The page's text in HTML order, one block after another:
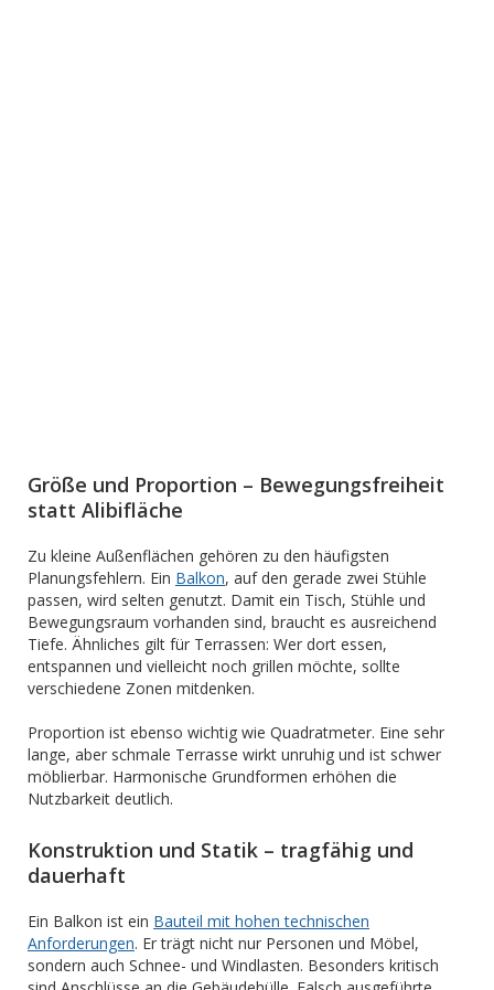
Größe und Proportion – Bewegungsfreiheit
statt Alibifläche
Zu kleine Außenflächen gehören zu den häufigsten
Planungsfehlern. Ein Balkon, auf den gerade zwei Stühle
passen, wird selten genutzt. Damit ein Tisch, Stühle und
Bewegungsraum vorhanden sind, braucht es ausreichend
Tiefe. Ähnliches gilt für Terrassen: Wer dort essen,
entspannen und vielleicht noch grillen möchte, sollte
verschiedene Zonen mitdenken.
Proportion ist ebenso wichtig wie Quadratmeter. Eine sehr
lange, aber schmale Terrasse wirkt unruhig und ist schwer
möblierbar. Harmonische Grundformen erhöhen die
Nutzbarkeit deutlich.
Konstruktion und Statik – tragfähig und
dauerhaft
Ein Balkon ist ein Bauteil mit hohen technischen
Anforderungen. Er trägt nicht nur Personen und Möbel,
sondern auch Schnee- und Windlasten. Besonders kritisch